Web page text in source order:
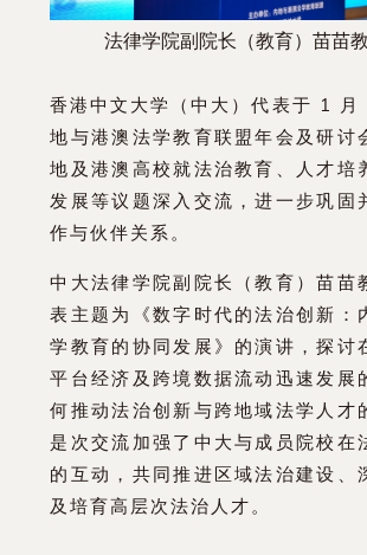
法律学院副院长（教育）苗苗
香港中文大学（中大）代表于 1 月
地与港澳法学教育联盟年会及研讨
地及港澳高校就法治教育、人才培
发展等议题深入交流，进一步巩固
作与伙伴关系。
中大法律学院副院长（教育）苗苗
表主题为《数字时代的法治创新：
学教育的协同发展》的演讲，探讨
平台经济及跨境数据流动迅速发展
何推动法治创新与跨地域法学人才
是次交流加强了中大与成员院校在
的互动，共同推进区域法治建设、
及培育高层次法治人才。